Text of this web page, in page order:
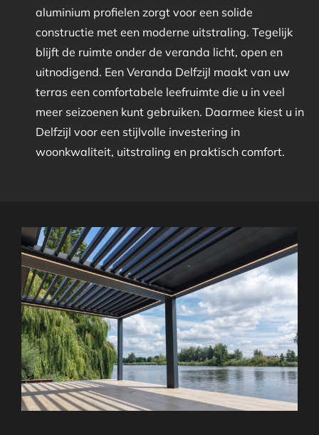
aluminium profielen zorgt voor een solide
constructie met een moderne uitstraling. Tegelijk
blijft de ruimte onder de veranda licht, open en
uitnodigend. Een Veranda Delfzijl maakt van uw
terras een comfortabele leefruimte die u in veel
meer seizoenen kunt gebruiken. Daarmee kiest u in
Delfzijl voor een stijlvolle investering in
woonkwaliteit, uitstraling en praktisch comfort.